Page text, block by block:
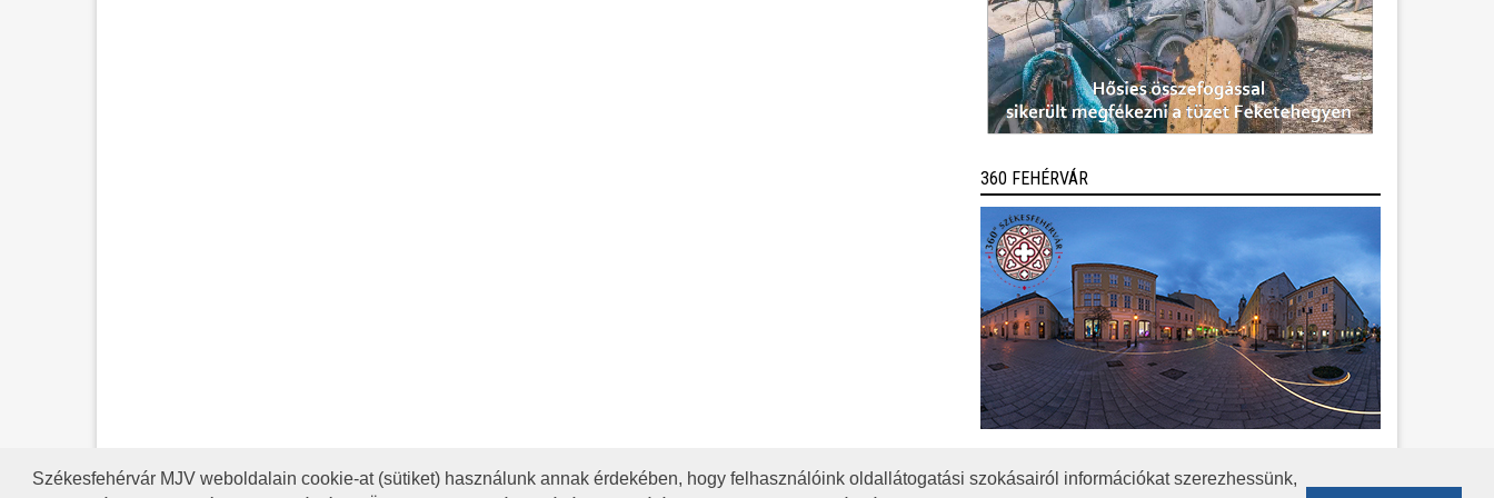
Székesfehérvár MJV weboldalain cookie-at (sütiket) használunk annak érdekében, hogy felhasználóink oldallátogatási szokásairól információkat szerezhessünk,
360 FEHÉRVÁR
RSS A HONLAP 2017.03.31-I ÁLLAPOTA JOGI NYILATKOZAT IMPRESSZUM MÉDIAAJÁNLAT KÖZÉRDEKŰ ADATOK ADATVÉDELEM